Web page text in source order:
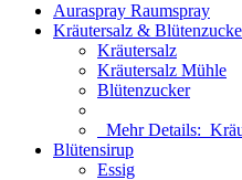
Auraspray Raumspray
Kräutersalz &
Kräutersalz
Kräutersalz Mühle
Blütenzucker
Mehr Details:
Blütensirup
Essig